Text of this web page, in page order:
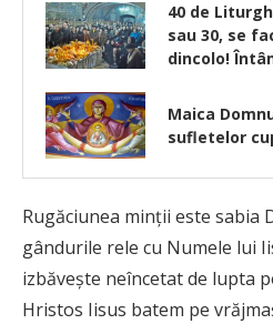
40 de
sau 30, se
dincolo!
Maica
sufletelor
Rugăciunea minţii este sabia
gândurile rele cu Numele lui
izbăveşte neîncetat de lupta
Hristos Iisus batem pe